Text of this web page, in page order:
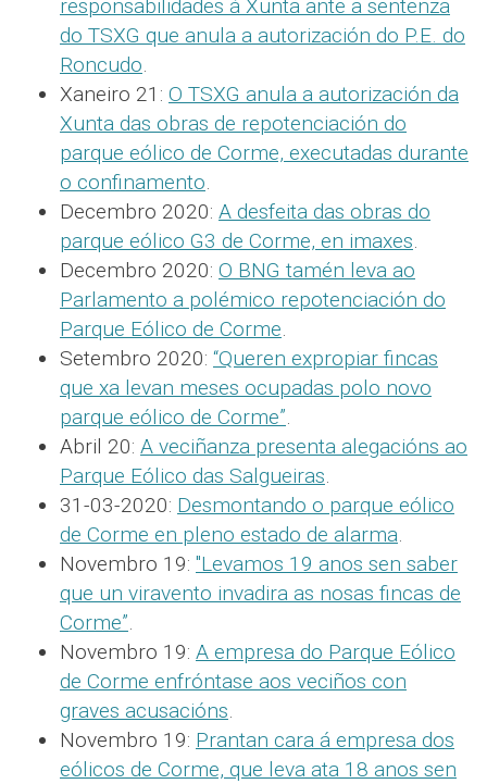
responsabilidades á Xunta ante a sentenza
do TSXG que anula a autorización do P.E. do
Roncudo
Xaneiro 21: O TSXG anula a autorización da
Xunta das obras de repotenciación do
parque eólico de Corme, executadas durante
o confinamento
Decembro 2020: A desfeita das obras do
parque eólico G3 de Corme, en imaxes
Decembro 2020: O BNG tamén leva ao
Parlamento a polémico repotenciación do
Parque Eólico de Corme
Setembro 2020: “Queren expropiar fincas
que xa levan meses ocupadas polo novo
parque eólico de Corme”
Abril 20: A veciñanza presenta alegacións ao
Parque Eólico das Salgueiras
31-03-2020: Desmontando o parque eólico
de Corme en pleno estado de alarma
Novembro 19: "Levamos 19 anos sen saber
que un viravento invadira as nosas fincas de
Corme”
Novembro 19: A empresa do Parque Eólico
de Corme enfróntase aos veciños con
graves acusacións
Novembro 19: Prantan cara á empresa dos
eólicos de Corme, que leva ata 18 anos sen